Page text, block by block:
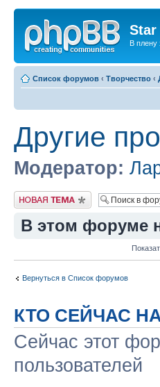
Star
В плену
Список форумов ‹ Творчество ‹
Другие
Модератор:
Новая тема
В этом форуме
Вернуться в Список форумов
КТО СЕЙЧАС
Сейчас этот
пользователей